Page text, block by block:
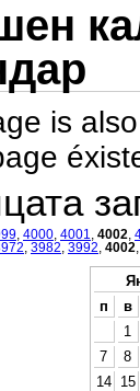
is
4000 4001 4002
3982 3992 4002
п
в
1
7
8
14
15